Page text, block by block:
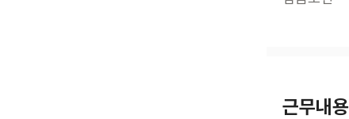
근무내용